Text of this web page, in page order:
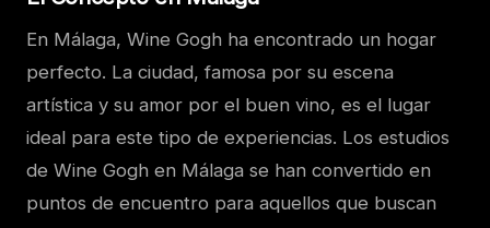
En Málaga, Wine Gogh ha encontrado un hogar
perfecto. La ciudad, famosa por su escena
artística y su amor por el buen vino, es el lugar
ideal para este tipo de experiencias. Los estudios
de Wine Gogh en Málaga se han convertido en
puntos de encuentro para aquellos que buscan